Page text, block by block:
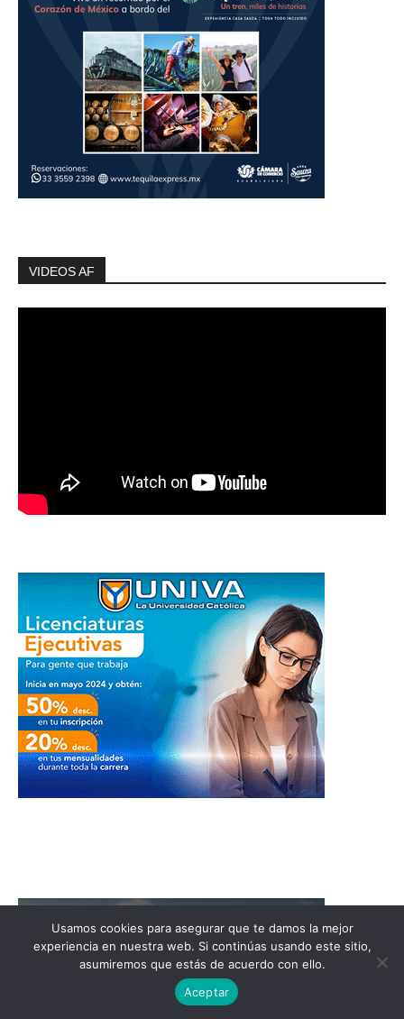
VIDEOS AF
Usamos cookies para asegurar que te damos la mejor
experiencia en nuestra web. Si continúas usando este sitio,
asumiremos que estás de acuerdo con ello.
Aceptar